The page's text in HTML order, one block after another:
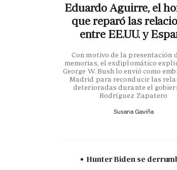
Eduardo Aguirre, el
que reparó las
entre EE.UU. y
Con motivo de la presentación
memorias, el exdiplomático
George W. Bush lo envió como
Madrid para reconducir las
deterioradas durante el
Rodríguez Zapatero
Susana Gaviña
Hunter Biden se